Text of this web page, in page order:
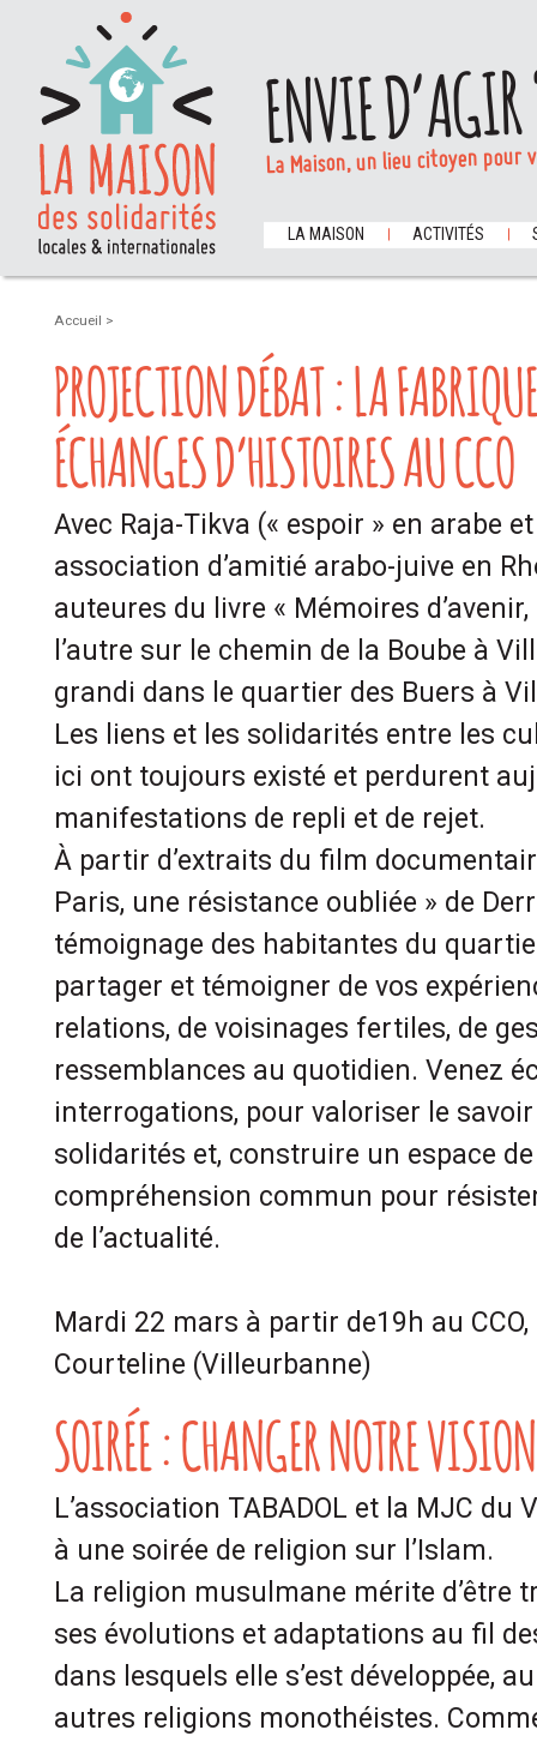
ENVIE
La Maison, un lieu citoyen
LA MAISON ACTIVITÉS
Accueil >
PROJECTION DÉBAT : LA
ÉCHANGES D’HISTOIRES AU CCO
Avec Raja-Tikva (« espoir » en arabe
association d’amitié arabo-juive en
auteures du livre « Mémoires
l’autre sur le chemin de la Boube à
grandi dans le quartier des Buers à
Les liens et les solidarités entre les
ici ont toujours existé et perdurent
manifestations de repli et de rejet.
À partir d’extraits du film
Paris, une résistance oubliée » de
témoignage des habitantes du
partager et témoigner de vos
relations, de voisinages fertiles, de
ressemblances au quotidien. Venez
interrogations, pour valoriser le
solidarités et, construire un espace
compréhension commun pour
de l’actualité.
Mardi 22 mars à partir de19h au CCO,
Courteline (Villeurbanne)
SOIRÉE : CHANGER NOTRE
L’association TABADOL et la MJC du
à une soirée de religion sur l’Islam.
La religion musulmane mérite d’être
ses évolutions et adaptations au fil
dans lesquels elle s’est développée,
autres religions monothéistes.